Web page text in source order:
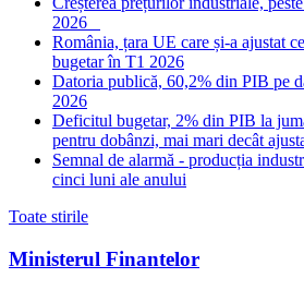
2026
România, țara UE care și-a ajustat
bugetar în T1 2026
Datoria publică, 60,2% din PIB pe
2026
Deficitul bugetar, 2% din PIB la
pentru dobânzi, mai mari decât
Semnal de alarmă - producția
cinci luni ale anului
Toate stirile
Ministerul Finantelor